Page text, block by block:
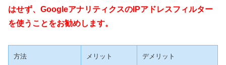
はせず、GoogleアナリティクスのIPアドレスフィルター
を使うことをお勧めします。
方法 メリット デメリット